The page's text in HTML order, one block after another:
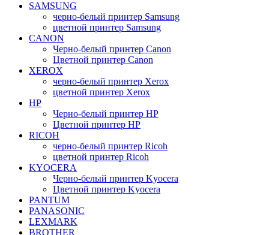
SAMSUNG
черно-белый принтер Samsung
цветной принтер Samsung
CANON
Черно-белый принтер Canon
Цветной принтер Canon
XEROX
черно-белый принтер Xerox
цветной принтер Xerox
HP
Черно-белый принтер HP
Цветной принтер HP
RICOH
черно-белый принтер Ricoh
цветной принтер Ricoh
KYOCERA
Черно-белый принтер Kyocera
Цветной принтер Kyocera
PANTUM
PANASONIC
LEXMARK
BROTHER